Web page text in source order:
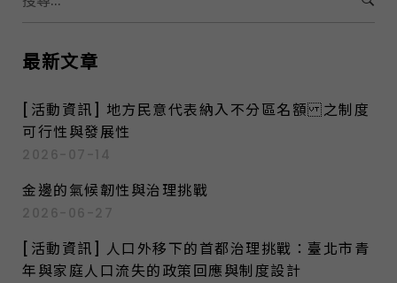
e
r
c
f
o
r
最新文章
[活動資訊] 地方民意代表納入不分區名額 之制度
可行性與發展性
2026-07-14
金邊的氣候韌性與治理挑戰
2026-06-27
[活動資訊] 人口外移下的首都治理挑戰：臺北市青
年與家庭人口流失的政策回應與制度設計